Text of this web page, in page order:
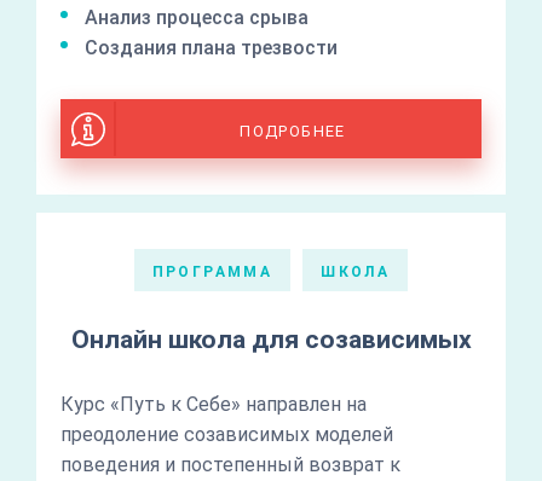
Анализ процесса срыва
Создания плана трезвости
ПОДРОБНЕЕ
ПРОГРАММА ШКОЛА
Онлайн школа для созависимых
Курс «Путь к Себе» направлен на
преодоление созависимых моделей
поведения и постепенный возврат к